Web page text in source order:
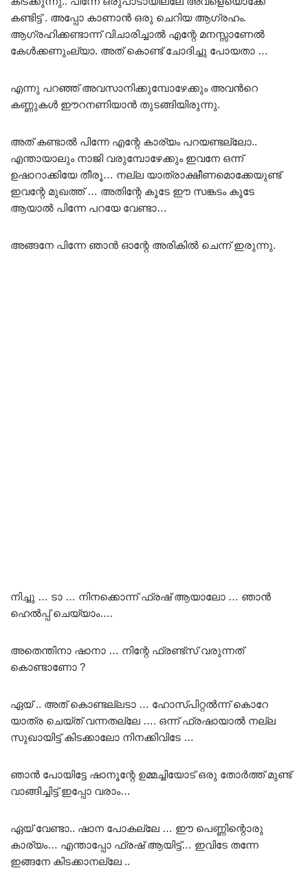
കണ്ടിട്ട് . അപ്പോ കാണാൻ ഒരു ചെറിയ ആഗ്രഹം.
ആഗ്രഹിക്കണ്ടാന്ന് വിചാരിച്ചാൽ എന്റേ മനസ്സാണേൽ
കേൾക്കണുംല്യാ. അത് കൊണ്ട് ചോദിച്ചു പോയതാ …
എന്നു പറഞ്ഞ് അവസാനിക്കുമ്പോഴേക്കും അവൻറെ
കണ്ണുകൾ ഈറനണിയാൻ തുടങ്ങിയിരുന്നു.
അത് കണ്ടാൽ പിന്നേ എന്റേ കാര്യം പറയണ്ടല്ലോ..
എന്തായാലും നാജി വരുമ്പോഴേക്കും ഇവനേ ഒന്ന്
ഉഷാറാക്കിയേ തീരൂ… നല്ല യാത്രാക്ഷീണമൊക്കേയുണ്ട്
ഇവന്റേ മുഖത്ത് … അതിന്റേ കൂടേ ഈ സങ്കടം കൂടേ
ആയാൽ പിന്നേ പറയേ വേണ്ടാ…
അങ്ങനേ പിന്നേ ഞാൻ ഓന്റേ അരികിൽ ചെന്ന് ഇരുന്നു.
നിച്ചു … ടാ … നിനക്കൊന്ന് ഫ്രഷ് ആയാലോ … ഞാൻ
ഹെൽപ്പ് ചെയ്യാം….
അതെന്തിനാ ഷാനാ … നിന്റേ ഫ്രണ്ട്സ് വരുന്നത്
കൊണ്ടാണോ ?
ഏയ് .. അത് കൊണ്ടല്ലടാ … ഹോസ്പിറ്റൽന്ന് കൊറേ
യാത്ര ചെയ്ത് വന്നതല്ലേ …. ഒന്ന് ഫ്രഷായാൽ നല്ല
സുഖായിട്ട് കിടക്കാലോ നിനക്കിവിടേ …
ഞാൻ പോയിട്ടേ ഷാനൂന്റേ ഉമ്മച്ചിയോട് ഒരു തോർത്ത് മുണ്ട്
വാങ്ങിച്ചിട്ട് ഇപ്പോ വരാം…
ഏയ് വേണ്ടാ.. ഷാന പോകല്ലേ … ഈ പെണ്ണിന്റൊരു
കാര്യം… എന്താപ്പോ ഫ്രഷ് ആയിട്ട്… ഇവിടേ തന്നേ
ഇങ്ങനേ കിടക്കാനല്ലേ ..